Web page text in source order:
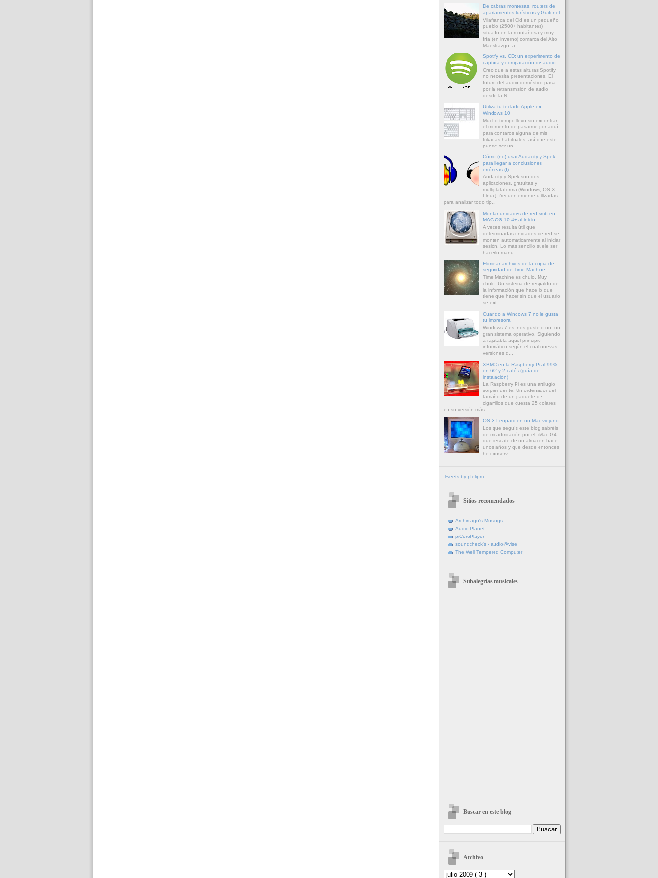
De cabras montesas, routers de
apartamentos turísticos y Guifi.net
Vilafranca del Cid es un pequeño
pueblo (2500+ habitantes)
situado en la montañosa y muy
fría (en inverno) comarca del Alto
Maestrazgo, a...
Spotify vs. CD: un experimento de
captura y comparación de audio
Creo que a estas alturas Spotify
no necesita presentaciones. El
futuro del audio doméstico pasa
por la retransmisión de audio
desde la N...
Utiliza tu teclado Apple en
Windows 10
Mucho tiempo llevo sin encontrar
el momento de pasarme por aquí
para contaros alguna de mis
frikadas habituales, así que este
puede ser un...
Cómo (no) usar Audacity y Spek
para llegar a conclusiones
erróneas (I)
Audacity y Spek son dos
aplicaciones, gratuitas y
multiplataforma (Windows, OS X,
Linux), frecuentemente utilizadas
para analizar todo tip...
Montar unidades de red smb en
MAC OS 10.4+ al inicio
A veces resulta útil que
determinadas unidades de red se
monten automáticamente al iniciar
sesión. Lo más sencillo suele ser
hacerlo manu...
Eliminar archivos de la copia de
seguridad de Time Machine
Time Machine es chulo. Muy
chulo. Un sistema de respaldo de
la información que hace lo que
tiene que hacer sin que el usuario
se ent...
Cuando a Windows 7 no le gusta
tu impresora
Windows 7 es, nos guste o no, un
gran sistema operativo. Siguiendo
a rajatabla aquel principio
informático según el cual nuevas
versiones d...
XBMC en la Raspberry Pi al 99%
en 60' y 2 cafés (guía de
instalación)
La Raspberry Pi es una artilugio
sorprendente. Un ordenador del
tamaño de un paquete de
cigarrillos que cuesta 25 dolares
en su versión más...
OS X Leopard en un Mac viejuno
Los que seguís este blog sabréis
de mi admiración por el iMac G4
que rescaté de un almacén hace
unos años y que desde entonces
he conserv...
Tweets by pfelipm
Sitios recomendados
Archimago's Musings
Audio Planet
piCorePlayer
soundcheck's - audio@vise
The Well Tempered Computer
Subalegrías musicales
Buscar en este blog
Archivo